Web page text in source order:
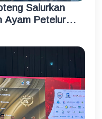
Salurkan
Ayam Petelur